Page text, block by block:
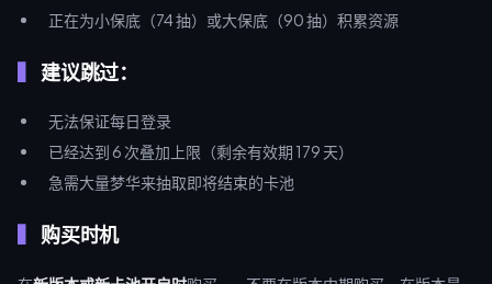
正在为小保底（74 抽）或大保底（90 抽）积累资源
建议跳过：
无法保证每日登录
已经达到 6 次叠加上限（剩余有效期 179 天）
急需大量梦华来抽取即将结束的卡池
购买时机